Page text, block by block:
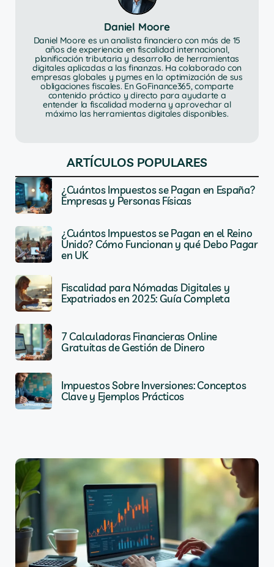
Daniel Moore
Daniel Moore es un analista financiero con más de 15
años de experiencia en fiscalidad internacional,
planificación tributaria y desarrollo de herramientas
digitales aplicadas a las finanzas. Ha colaborado con
empresas globales y pymes en la optimización de sus
obligaciones fiscales. En GoFinance365, comparte
contenido práctico y directo para ayudarte a
entender la fiscalidad moderna y aprovechar al
máximo las herramientas digitales disponibles.
ARTÍCULOS POPULARES
¿Cuántos Impuestos se Pagan en España?
Empresas y Personas Físicas
¿Cuántos Impuestos se Pagan en el Reino
Unido? Cómo Funcionan y qué Debo Pagar
en UK
Fiscalidad para Nómadas Digitales y
Expatriados en 2025: Guía Completa
7 Calculadoras Financieras Online
Gratuitas de Gestión de Dinero
Impuestos Sobre Inversiones: Conceptos
Clave y Ejemplos Prácticos